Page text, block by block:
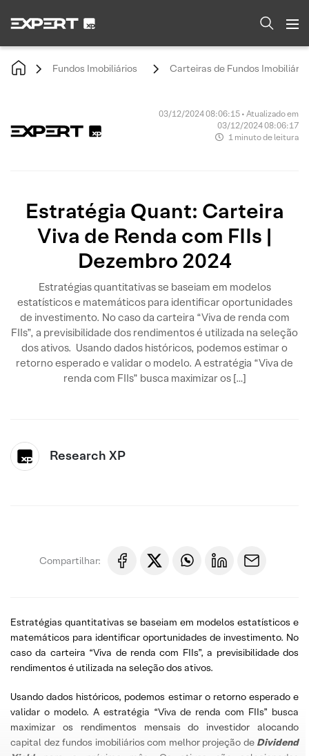
Fundos Imobiliários Carteiras de Fundos
03/12/2024 08:06:15 • Atualizado em
03/12/2024 08:06:17
1 minuto de leitura
Estratégia Quant: Carteira
Viva de Renda com FIIs |
Dezembro 2024
Estratégias quantitativas se baseiam em modelos
estatísticos e matemáticos para identificar oportunidades
de investimento. No caso da carteira “Viva de renda com
FIIs”, a previsibilidade dos rendimentos é utilizada na seleção
dos ativos. Usando dados históricos, podemos estimar o
retorno esperado e validar o modelo. A estratégia “Viva de
renda com FIIs” busca maximizar os […]
Research XP
Compartilhar:
Estratégias quantitativas se baseiam em modelos estatísticos e
matemáticos para identificar oportunidades de investimento. No
caso da carteira “Viva de renda com FIIs”, a previsibilidade dos
rendimentos é utilizada na seleção dos ativos.
Usando dados históricos, podemos estimar o retorno esperado e
validar o modelo. A estratégia “Viva de renda com FIIs” busca
maximizar os rendimentos mensais do investidor alocando
capital dez fundos imobiliários com melhor projeção de Dividend